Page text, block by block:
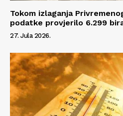
Tokom izlaganja
podatke provjerilo 6.299
27. Jula 2026.